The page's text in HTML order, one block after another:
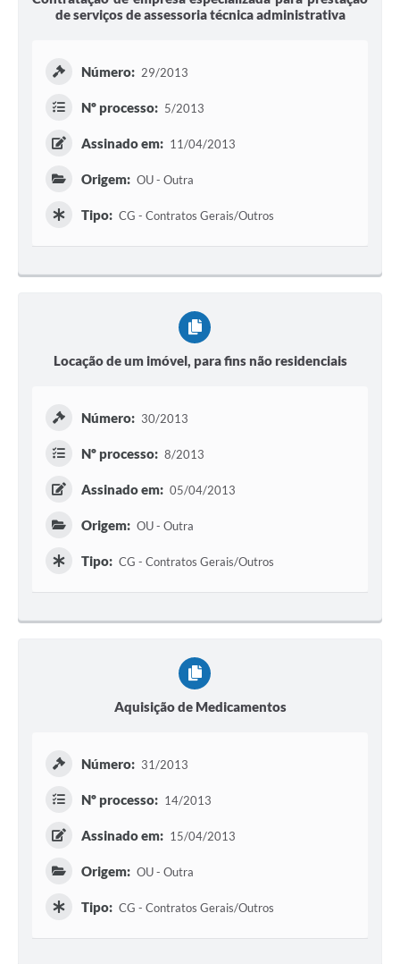
de serviços de assessoria técnica administrativa
Número: 29/2013
Nº processo: 5/2013
Assinado em: 11/04/2013
Origem: OU - Outra
Tipo: CG - Contratos Gerais/Outros
Locação de um imóvel, para fins não residenciais
Número: 30/2013
Nº processo: 8/2013
Assinado em: 05/04/2013
Origem: OU - Outra
Tipo: CG - Contratos Gerais/Outros
Aquisição de Medicamentos
Número: 31/2013
Nº processo: 14/2013
Assinado em: 15/04/2013
Origem: OU - Outra
Tipo: CG - Contratos Gerais/Outros